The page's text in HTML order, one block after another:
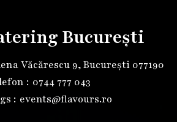
București
Văcărescu 9, București 077190
: 0744 777 043
: events@flavours.ro